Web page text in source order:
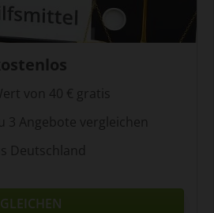
von 40 € gratis
3 Angebote vergleichen
Deutschland